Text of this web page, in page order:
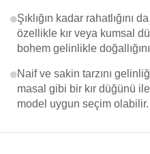
Şıklığın kadar rahatlığını
özellikle kır veya kumsal
bohem gelinlikle
Naif ve sakin tarzını
masal gibi bir kır düğünü
model uygun seçim olabilir.